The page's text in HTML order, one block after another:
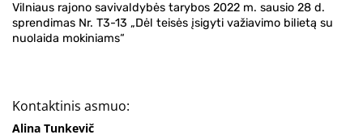
Vilniaus rajono savivaldybės tarybos 2022 m. sausio 28 d.
sprendimas Nr. T3-13 „Dėl teisės įsigyti važiavimo bilietą su
nuolaida mokiniams“
Kontaktinis asmuo:
Alina Tunkevič